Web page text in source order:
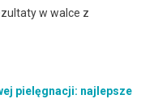
w walce z
pielęgnacji: najlepsze